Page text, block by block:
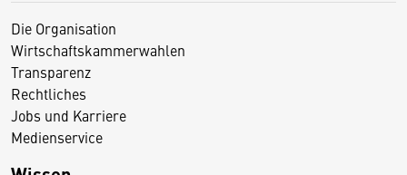
Die Organisation
Wirtschaftskammerwahlen
Transparenz
Rechtliches
Jobs und Karriere
Medienservice